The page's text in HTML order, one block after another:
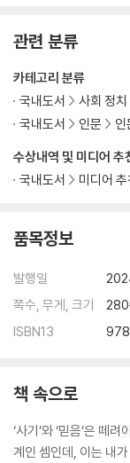
관련 분류
수상내역 및 미디어 추
국내도서
미디어 추
카테고리 분류
국내도서
사회 정치
국내도서
인문
품목정보
발행일
쪽수, 무게, 크기
ISBN13
책 속으로
‘사기’와 ‘믿음’은 떼
계인 셈인데, 이는 내